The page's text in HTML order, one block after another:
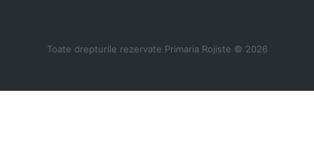
Toate drepturile rezervate Primaria Rojiste © 2026